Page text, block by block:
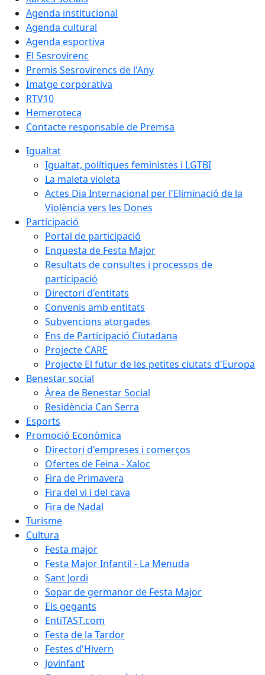
Agenda institucional
Agenda cultural
Agenda esportiva
El Sesrovirenc
Premis Sesrovirencs de l'Any
Imatge corporativa
RTV10
Hemeroteca
Contacte responsable de Premsa
Igualtat
Igualtat, polítiques feministes i LGTBI
La maleta violeta
Actes Dia Internacional per l'Eliminació de la
Violència vers les Dones
Participació
Portal de participació
Enquesta de Festa Major
Resultats de consultes i processos de
participació
Directori d'entitats
Convenis amb entitats
Subvencions atorgades
Ens de Participació Ciutadana
Projecte CARE
Projecte El futur de les petites ciutats d'Europa
Benestar social
Àrea de Benestar Social
Residència Can Serra
Esports
Promoció Econòmica
Directori d'empreses i comerços
Ofertes de Feina - Xaloc
Fira de Primavera
Fira del vi i del cava
Fira de Nadal
Turisme
Cultura
Festa major
Festa Major Infantil - La Menuda
Sant Jordi
Sopar de germanor de Festa Major
Els gegants
EntiTAST.com
Festa de la Tardor
Festes d'Hivern
Jovinfant